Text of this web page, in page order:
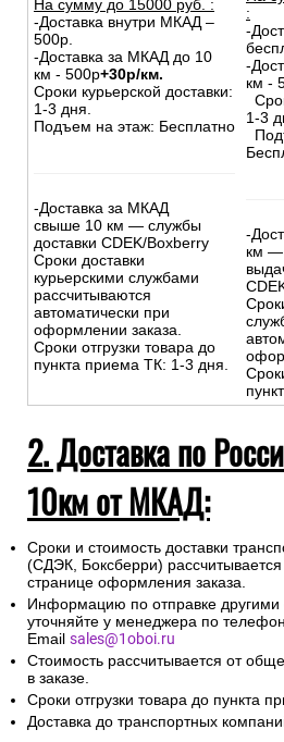
На сумму до 15000 руб. :
-Доставка внутри МКАД –
500р.
-Доставка за МКАД до 10
км - 500р+30р/км.
Сроки курьерской доставки:
1-3 дня.
Подъем на этаж: Бесплатно
-Доставка за МКАД
свыше 10 км — службы
доставки CDEK/Boxberry
Сроки доставки
курьерскими службами
рассчитываются
автоматически при
оформлении заказа.
Сроки отгрузки товара до
пункта приема ТК: 1-3 дня.
:
-
-
км -
1-3
-
км —
2. Доставка по
10км от МКАД:
Сроки и стоимость доставки
(СДЭК, Боксберри)
странице оформления заказа.
Информацию по отправке другими
уточняйте у менеджера по
Email sales@1oboi.ru
Стоимость рассчитывается от
в заказе.
Сроки отгрузки товара до пункта
Доставка до транспортных